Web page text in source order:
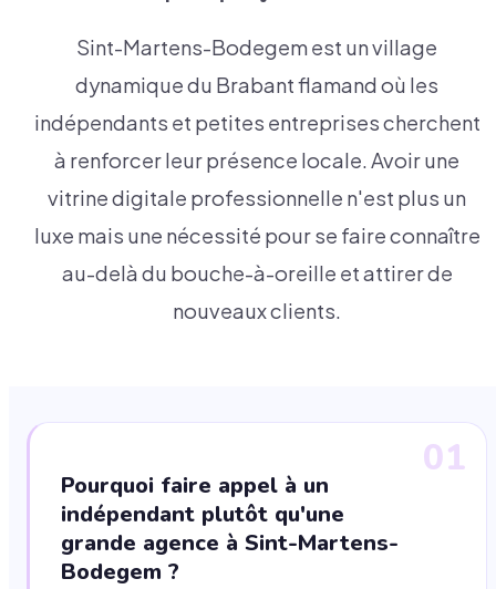
Sint-Martens-Bodegem est un village
dynamique du Brabant flamand où les
indépendants et petites entreprises cherchent
à renforcer leur présence locale. Avoir une
vitrine digitale professionnelle n'est plus un
luxe mais une nécessité pour se faire connaître
au-delà du bouche-à-oreille et attirer de
nouveaux clients.
01
Pourquoi faire appel à un
indépendant plutôt qu'une
grande agence à Sint-Martens-
Bodegem ?